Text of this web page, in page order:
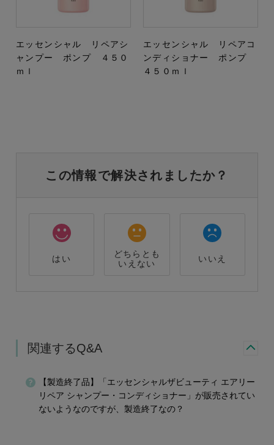
エッセンシャル リペアシ
ャンプー ポンプ ４５０
ｍｌ
エッセンシャル リペアコ
ンディショナー ポンプ
４５０ｍｌ
この情報で解決されましたか？
はい
どちらとも
いえない
いいえ
関連するQ&A
【製造終了品】「エッセンシャルザビューティ エアリー
リペア シャンプー・コンディショナー」が販売されてい
ないようなのですが、製造終了なの？